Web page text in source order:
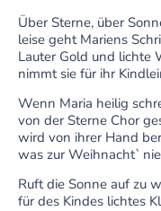
Über Sterne, über
leise geht Mariens
Lauter Gold und lichte
nimmt sie für ihr
Wenn Maria heilig
von der Sterne Chor
wird von ihrer Hand
was zur Weihnacht`
Ruft die Sonne auf zu
für des Kindes lichtes